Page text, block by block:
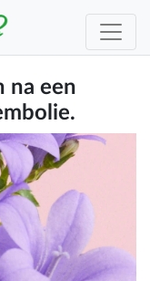
na een